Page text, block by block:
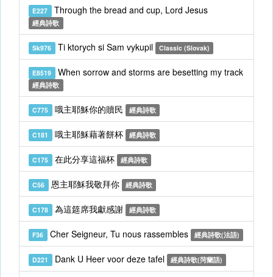
E227 Through the bread and cup, Lord Jesus
經典詩歌
Sk976 Ti ktorych si Sam vykupil Classic (Slovak)
E8519 When sorrow and storms are besetting my track
經典詩歌
C775 哦主耶穌你的贖民 經典詩歌
C181 哦主耶穌藉著餅杯 經典詩歌
C175 在此分享這福杯 經典詩歌
C56 恩主耶穌我敬拜你 經典詩歌
C178 為這筵席我獻感謝 經典詩歌
F36 Cher Seigneur, Tu nous rassembles 經典詩歌(法語)
D221 Dank U Heer voor deze tafel 經典詩歌(菏蘭語)